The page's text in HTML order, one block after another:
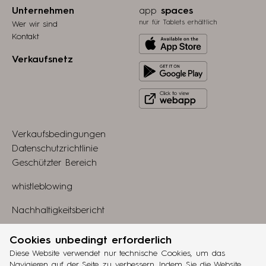
Unternehmen
Wer wir sind
Kontakt
Verkaufsnetz
app spaces
nur für Tablets erhältlich
from
store
it
Play
to
Verkaufsbedingungen
Datenschutzrichtlinie
Geschützter Bereich
whistleblowing
Nachhaltigkeitsbericht
Linkedin
Gestaltung
Cookies unbedingt erforderlich
Diese Website verwendet nur technische Cookies, um das